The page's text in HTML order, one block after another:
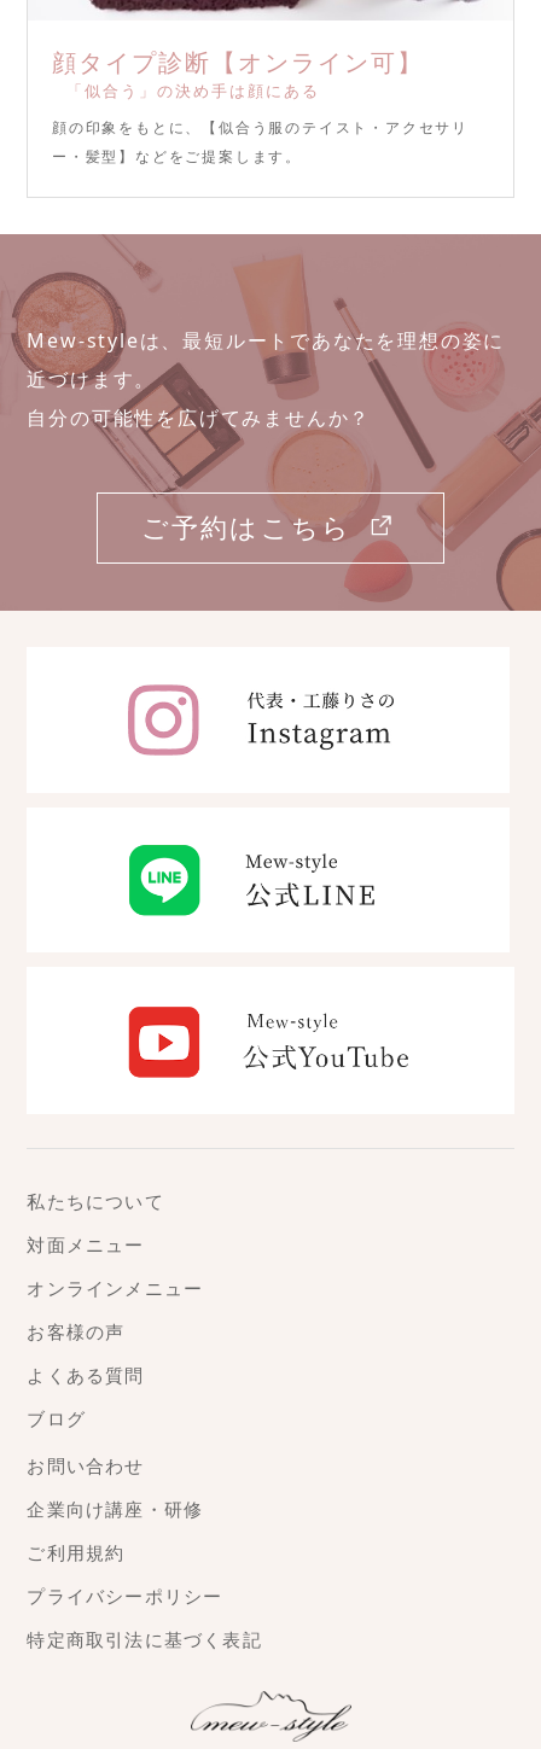
顔タイプ診断【オンライン可】
「似合う」の決め手は顔にある
顔の印象をもとに、【似合う服のテイスト・アクセサリ
ー・髪型】などをご提案します。
Mew-styleは、最短ルートであなたを理想の姿に
近づけます。
自分の可能性を広げてみませんか？
ご予約はこちら
私たちについて
対面メニュー
オンラインメニュー
お客様の声
よくある質問
ブログ
お問い合わせ
企業向け講座・研修
ご利用規約
プライバシーポリシー
特定商取引法に基づく表記